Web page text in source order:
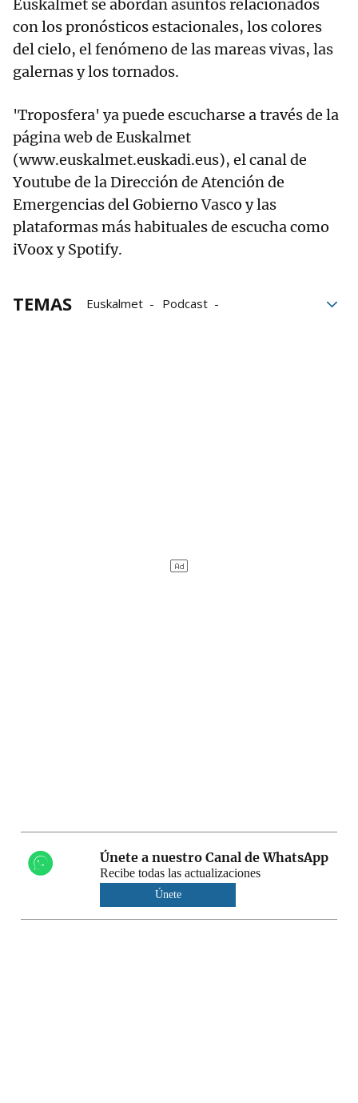
Euskalmet se abordan asuntos relacionados
con los pronósticos estacionales, los colores
del cielo, el fenómeno de las mareas vivas, las
galernas y los tornados.
'Troposfera' ya puede escucharse a través de la
página web de Euskalmet
(www.euskalmet.euskadi.eus), el canal de
Youtube de la Dirección de Atención de
Emergencias del Gobierno Vasco y las
plataformas más habituales de escucha como
iVoox y Spotify.
TEMAS Euskalmet
Podcast
Únete a nuestro Canal de WhatsApp
Recibe todas las actualizaciones
Únete